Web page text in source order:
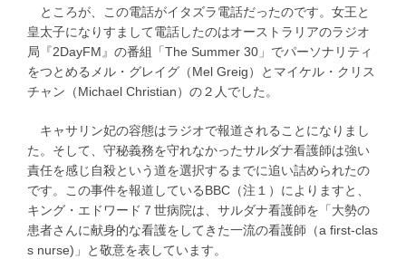
ところが、この電話がイタズラ電話だったのです。女王と
皇太子になりすまして電話したのはオーストラリアのラジオ
局『2DayFM』の番組「The Summer 30」でパーソナリティ
をつとめるメル・グレイグ（Mel Greig）とマイケル・クリス
チャン（Michael Christian）の２人でした。
キャサリン妃の容態はラジオで報道されることになりまし
た。そして、守秘義務を守れなかったサルダナ看護師は強い
責任を感じ自殺という道を選択するまでに追い詰められたの
です。この事件を報道しているBBC（注１）によりますと、
キング・エドワード７世病院は、サルダナ看護師を「大勢の
患者さんに献身的な看護をしてきた一流の看護師（a first-clas
s nurse)」と敬意を表しています。